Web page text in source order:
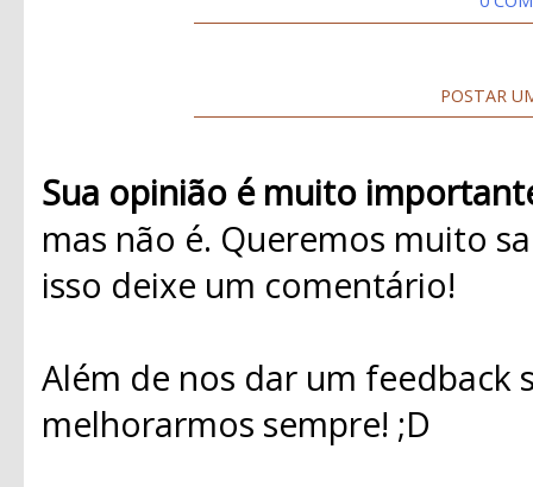
POSTAR
Sua opinião é muito
mas não é. Queremos muito
isso deixe um comentário!
Além de nos dar um
melhorarmos sempre! ;D